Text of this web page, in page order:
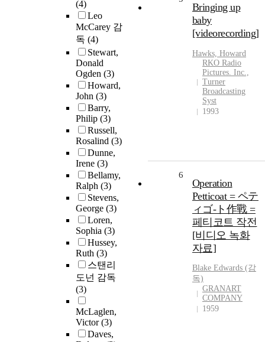
(4)
Leo
McCarey 감
독 (4)
Stewart,
Donald
Ogden (3)
Howard,
John (3)
Barry,
Philip (3)
Russell,
Rosalind (3)
Dunne,
Irene (3)
Bellamy,
Ralph (3)
Stevens,
George (3)
Loren,
Sophia (3)
Hussey,
Ruth (3)
스탠리
도넌 감독
(3)
McLaglen,
Victor(3)
Daves,
Bringing up
baby
[videorecording]
Hawks, Howard
RKO Radio
Pictures. Inc.,
Turner
Broadcasting
Syst
1993
6
Operation
Petticoat = ペテ
ィゴ-ト作戰 =
페티코트 작전
[비디오 녹화
자료]
Blake Edwards (감
독)
GRANART
COMPANY
1959